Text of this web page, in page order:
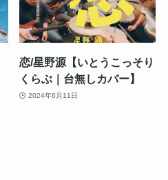
恋/星野源【いとうこっそり
くらぶ｜台無しカバー】
2024年6月11日